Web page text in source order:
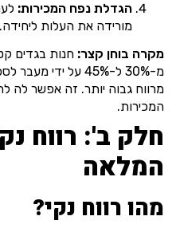
הגדלת נפח המכירות:
מורידה את העלות ליחידה.
מקרה בוחן קצר: חנות בגדים
מ-30% ל-45% על
מרווח גבוה יותר. זה אפשר לה
המכירות.
חלק ב': רווח
המלאה
מהו רווח נקי?